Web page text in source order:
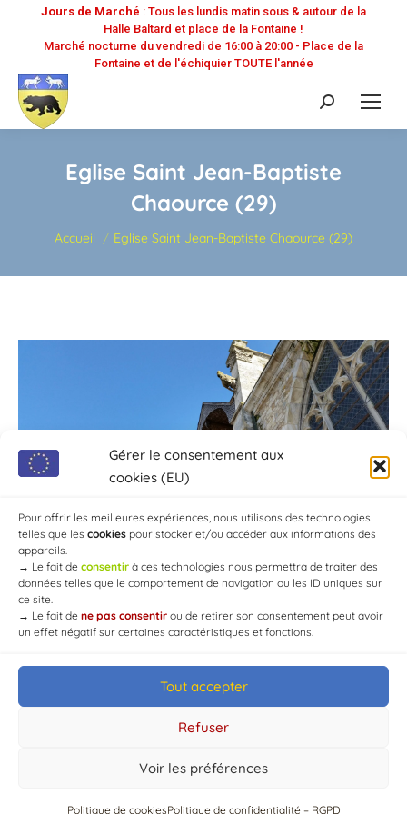
Gérer le consentement aux
cookies (EU)
Pour offrir les meilleures expériences, nous utilisons des technologies
telles que les cookies pour stocker et/ou accéder aux informations des
appareils.
→ Le fait de consentir à ces technologies nous permettra de traiter des
données telles que le comportement de navigation ou les ID uniques sur
ce site.
→ Le fait de ne pas consentir ou de retirer son consentement peut avoir
un effet négatif sur certaines caractéristiques et fonctions.
Tout accepter
Refuser
Voir les préférences
Politique de cookiesPolitique de confidentialité – RGPD
Jours de Marché : Tous les lundis matin sous & autour de la
Halle Baltard et place de la Fontaine !
Marché nocturne du vendredi de 16:00 à 20:00 - Place de la
Fontaine et de l'échiquier TOUTE l'année
Recherche
:
Eglise Saint Jean-Baptiste
Chaource (29)
Vous êtes ici :
Accueil Eglise Saint Jean-Baptiste Chaource (29)
© Mairie de Chaource [2004-2024] | Tous droits réservés.
Developed byWEB3-DESIGN